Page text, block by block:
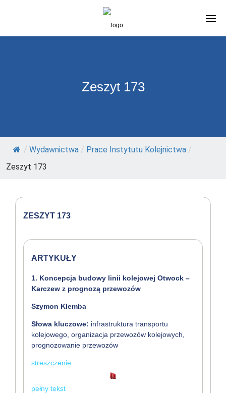
Zeszyt 173
/ Wydawnictwa / Prace Instytutu Kolejnictwa /
Zeszyt 173
ZESZYT 173
ARTYKUŁY
1. Koncepcja budowy linii kolejowej Otwock –
Karczew z prognozą przewozów
Szymon Klemba
Słowa kluczowe: infrastruktura transportu
kolejowego, organizacja przewozów kolejowych,
prognozowanie przewozów
streszczenie
pełny tekst